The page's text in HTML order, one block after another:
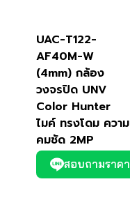
UAC-T122-
AF40M-W
(4mm) กล้อง
วงจรปิด UNV
Color Hunter
ไมค์ ทรงโดม ความ
คมชัด 2MP
สอบถามราคา